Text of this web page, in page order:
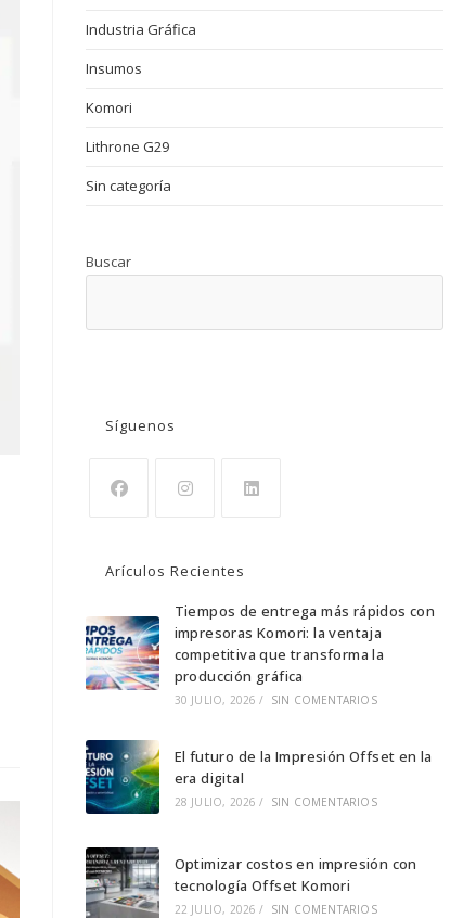
Industria Gráfica
Insumos
Komori
Lithrone G29
Sin categoría
Buscar
Síguenos
una
nueva
pestaña
una
nueva
pestaña
una
nueva
pestaña
Arículos Recientes
Tiempos de entrega más rápidos con
impresoras Komori: la ventaja
competitiva que transforma la
producción gráfica
30 JULIO, 2026 / SIN COMENTARIOS
El futuro de la Impresión Offset en la
era digital
28 JULIO, 2026 / SIN COMENTARIOS
Optimizar costos en impresión con
tecnología Offset Komori
22 JULIO, 2026 / SIN COMENTARIOS